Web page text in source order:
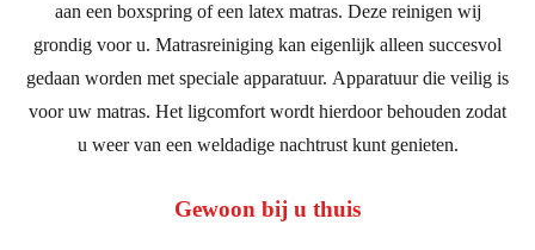
aan een boxspring of een latex matras. Deze reinigen wij
grondig voor u. Matrasreiniging kan eigenlijk alleen succesvol
gedaan worden met speciale apparatuur. Apparatuur die veilig is
voor uw matras. Het ligcomfort wordt hierdoor behouden zodat
u weer van een weldadige nachtrust kunt genieten.
Gewoon bij u thuis